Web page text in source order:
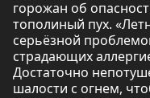
горожан об
тополиный пух.
серьёзной
страдающих
Достаточно
шалости с огнем,